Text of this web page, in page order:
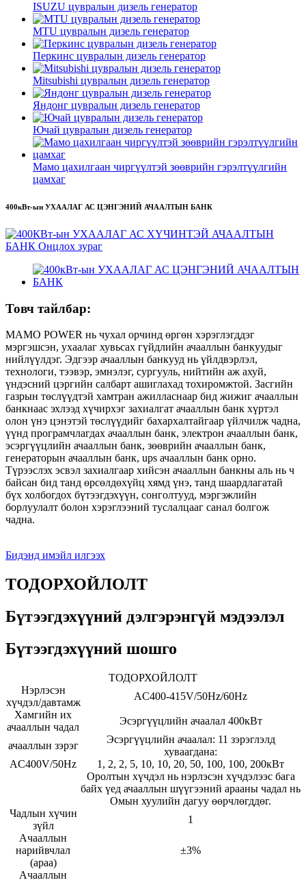
ISUZU цувралын дизель генератор
MTU цувралын дизель генератор
Перкинс цувралын дизель генератор
Mitsubishi цувралын дизель генератор
Яндонг цувралын дизель генератор
Ючай цувралын дизель генератор
Мамо цахилгаан чиргүүлтэй зөөврийн гэрэлтүүлгийн
цамхаг
400кВт-ын УХААЛАГ АС ЦЭНГЭНИЙ АЧААЛТЫН БАНК
Товч тайлбар:
MAMO POWER нь чухал орчинд өргөн хэрэглэгддэг
мэргэшсэн, ухаалаг хувьсах гүйдлийн ачааллын банкуудыг
нийлүүлдэг. Эдгээр ачааллын банкууд нь үйлдвэрлэл,
технологи, тээвэр, эмнэлэг, сургууль, нийтийн аж ахуй,
үндэсний цэргийн салбарт ашиглахад тохиромжтой. Засгийн
газрын төслүүдтэй хамтран ажилласнаар бид жижиг ачааллын
банкнаас эхлээд хүчирхэг захиалгат ачааллын банк хүртэл
олон үнэ цэнэтэй төслүүдийг бахархалтайгаар үйлчилж чадна,
үүнд програмчлагдах ачааллын банк, электрон ачааллын банк,
эсэргүүцлийн ачааллын банк, зөөврийн ачааллын банк,
генераторын ачааллын банк, ups ачааллын банк орно.
Түрээслэх эсвэл захиалгаар хийсэн ачааллын банкны аль нь ч
байсан бид танд өрсөлдөхүйц хямд үнэ, танд шаардлагатай
бүх холбогдох бүтээгдэхүүн, сонголтууд, мэргэжлийн
борлуулалт болон хэрэглээний туслалцааг санал болгож
чадна.
Бидэнд имэйл илгээх
ТОДОРХОЙЛОЛТ
Бүтээгдэхүүний дэлгэрэнгүй мэдээлэл
Бүтээгдэхүүний шошго
ТОДОРХОЙЛОЛТ
Нэрлэсэн
хүчдэл/давтамж
AC400-415V/50Hz/60Hz
Хамгийн их
ачааллын чадал
Эсэргүүцлийн ачаалал 400кВт
ачааллын зэрэг
Эсэргүүцлийн ачаалал: 11 зэрэглэлд
хуваагдана:
AC400V/50Hz
1, 2, 2, 5, 10, 10, 20, 50, 100, 100, 200кВт
Оролтын хүчдэл нь нэрлэсэн хүчдэлээс бага
байх үед ачааллын шүүгээний арааны чадал нь
Омын хуулийн дагуу өөрчлөгддөг.
Чадлын хүчин
зүйл
1
Ачааллын
нарийвчлал
(араа)
±3%
Ачааллын